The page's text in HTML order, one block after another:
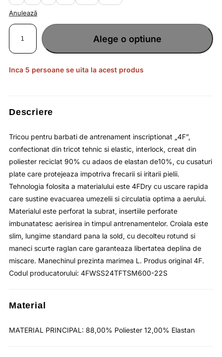
Anulează
Cantitate
antrenament
antracit
pentru
cu
croiala
4F
Alege o optiune
Inca 5 persoane se uita la acest produs
Descriere
Tricou pentru barbati de antrenament inscriptionat „4F”,
confectionat din tricot tehnic si elastic, interlock, creat din
poliester reciclat 90% cu adaos de elastan de10%, cu cusaturi
plate care protejeaza impotriva frecarii si iritarii pielii.
Tehnologia folosita a materialului este 4FDry cu uscare rapida
care sustine evacuarea umezelii si circulatia optima a aerului.
Materialul este perforat la subrat, insertiile perforate
imbunatatesc aerisirea in timpul antrenamentelor. Croiala este
slim, lungime standard pana la sold, cu decolteu rotund si
maneci scurte raglan care garanteaza libertatea deplina de
miscare. Manechinul prezinta marimea L. Produs original 4F.
Codul producatorului: 4FWSS24TFTSM600-22S
Material
MATERIAL PRINCIPAL: 88,00% Poliester 12,00% Elastan